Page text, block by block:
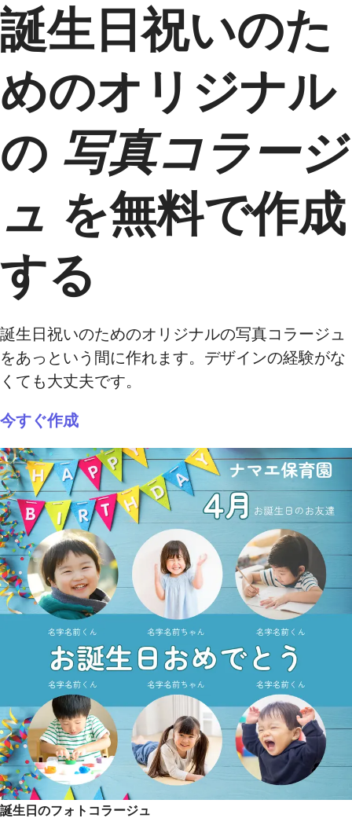
誕生日祝いのた
めのオリジナル
の 写真コラージ
ュ を無料で作成
する
誕生日祝いのためのオリジナルの写真コラージュ
をあっという間に作れます。デザインの経験がな
くても大丈夫です。
今すぐ作成
誕生日のフォトコラージュ